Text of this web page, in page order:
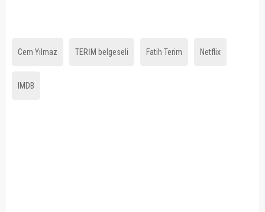
Cem Yılmaz TERİM belgeseli Fatih Terim Netflix
IMDB